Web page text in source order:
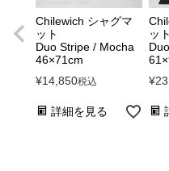
Chilewich シャグマ
ット
Duo Stripe / Mocha
46×71cm
¥14,850税込
詳細を見る
ット
¥